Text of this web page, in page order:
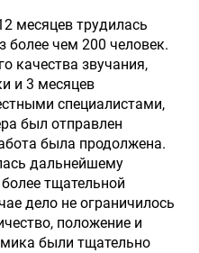
(700) 404
74
месяцев трудилась
чем 200 человек.
качества звучания,
и 3 месяцев
специалистами,
был отправлен
была продолжена.
дальнейшему
тщательной
дело не ограничилось
положение и
были тщательно